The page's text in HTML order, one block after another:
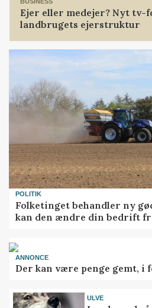
Ejer eller medejer? Nyt
landbrugets ejerstruktur
POLITIK
Folketinget behandler ny
kan den ændre din bedrift
ANNONCE
Der kan være penge gemt, i
ULVE